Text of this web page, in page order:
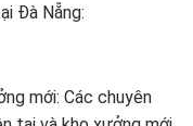
Đà Nẵng:
mới: Các chuyên